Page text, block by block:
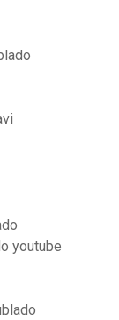
youtube